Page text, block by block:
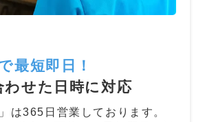
最短即日！
わせた日時に対応
は365日営業しております。